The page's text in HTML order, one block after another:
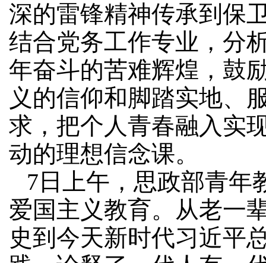
深的雷锋精神传承到保
结合党务工作专业，分
年奋斗的苦难辉煌，鼓
义的信仰和脚踏实地、
求，把个人青春融入实
动的理想信念课。
7日上午，思政部青年
爱国主义教育。从老一
史到今天新时代习近平